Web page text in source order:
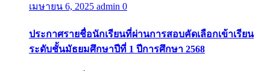
เมษายน 6, 2025 admin 0
ประกาศรายชื่อนักเรียนที่ผ่านการสอบคัดเลือกเข้าเรียน
ระดับชั้นมัธยมศึกษาปีที่ 1 ปีการศึกษา 2568